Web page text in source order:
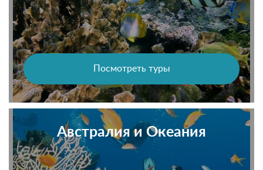
Посмотреть туры
Австралия и Океания